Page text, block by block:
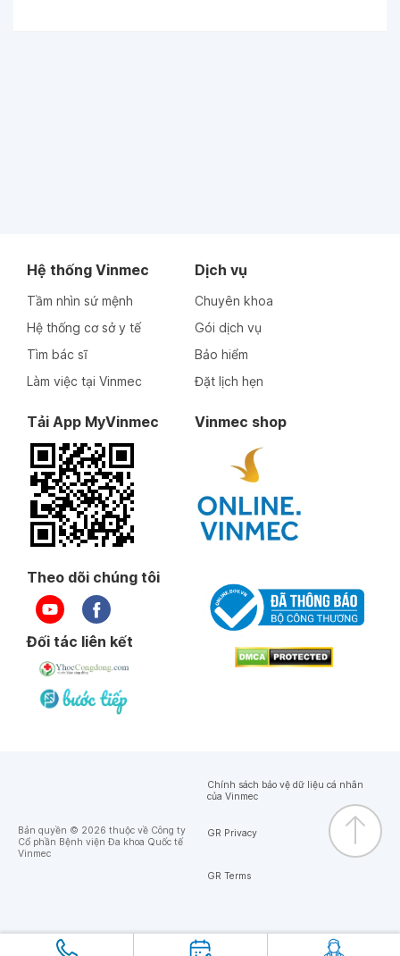
Hệ thống Vinmec
Tầm nhìn sứ mệnh
Hệ thống cơ sở y tế
Tìm bác sĩ
Làm việc tại Vinmec
Dịch vụ
Chuyên khoa
Gói dịch vụ
Bảo hiểm
Đặt lịch hẹn
Tải App MyVinmec Vinmec shop
Theo dõi chúng tôi
Đối tác liên kết
Bản quyền © 2026 thuộc về Công ty
Cổ phần Bệnh viện Đa khoa Quốc tế
Vinmec
Chính sách bảo vệ dữ liệu cá nhân
của Vinmec
GR Privacy
GR Terms